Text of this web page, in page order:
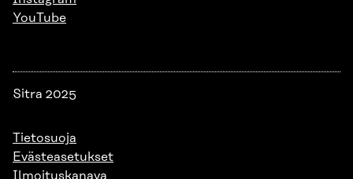
YouTube
Sitra 2025
Tietosuoja
Evästeasetukset
Ilmoituskanava